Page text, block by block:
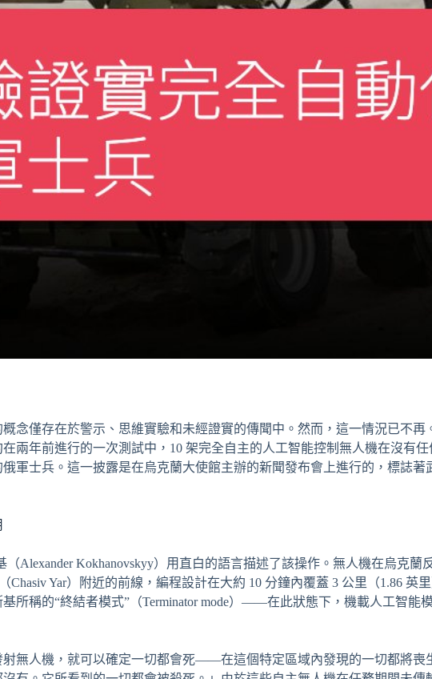
念僅存在於警示、思維實驗和未經證實的傳聞中。然而，這一情況已不再
兩年前進行的一次測試中，10 架完全自主的人工智能控制無人機在沒有任
軍士兵。這一披露是在烏克蘭大使館主辦的新聞發布會上進行的，標誌著
Alexander Kokhanovskyy）用直白的語言描述了該操作。無人機在烏克蘭
Yar）附近的前線，編程設計在大約 10 分鐘內覆蓋 3 公里（1.86 英
所稱的“終結者模式”（Terminator mode）——在此狀態下，機載人工智能
無人機，就可以確定一切都會死——在這個特定區域內發現的一切都將喪